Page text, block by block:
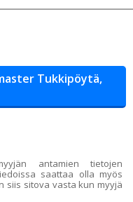
Tukkipöytä,
antamien tietojen
saattaa olla myös
siis sitova vasta kun myyjä